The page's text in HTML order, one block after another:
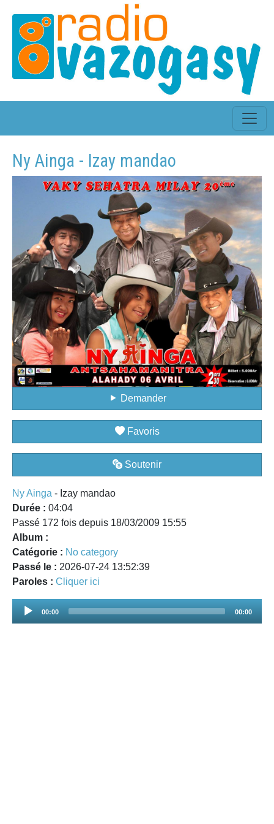
Ny Ainga - Izay mandao
Demander
Favoris
Soutenir
Ny Ainga - Izay mandao
Durée : 04:04
Passé 172 fois depuis 18/03/2009 15:55
Album :
Catégorie : No category
Passé le : 2026-07-24 13:52:39
Paroles : Cliquer ici
Audio
00:00 00:00